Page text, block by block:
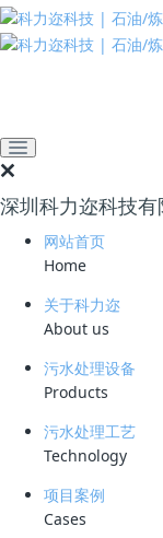
深圳科力迩科技有
网站首页
Home
关于科力迩
About us
污水处理设备
Products
污水处理工艺
Technology
项目案例
Cases
推动绿色发展
二〇二三
启动
2023-07-12 08:49:32
今年7月10日至16日是
碳，你我同行”。10日
市人民政府在广州市举
新应用活动上，中国
同签署节能降碳技术
广应用。在标准新升
皮书（2023年版）》